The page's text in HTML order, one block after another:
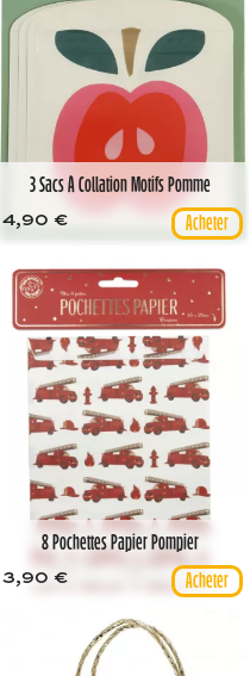
3 Sacs À Collation Motifs Pomme
4,90 €
8 Pochettes Papier Pompier
3,90 €